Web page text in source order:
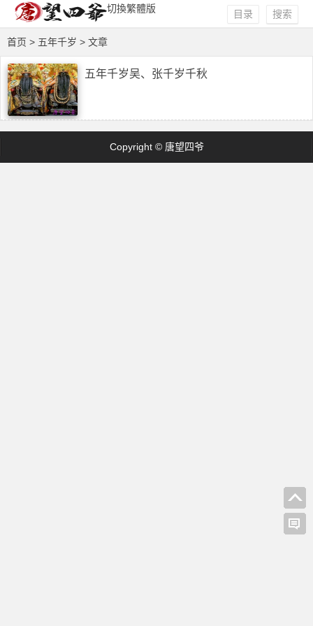
切換繁體版 搜索
目录
首页 > 五年千岁 > 文章
五年千岁吴、张千岁千秋
Copyright © 唐望四爷